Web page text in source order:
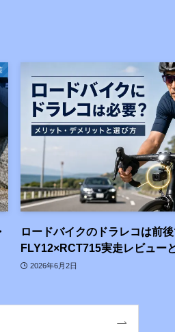
ロードバイクのドラレコは前後
FLY12×RCT715実走レビュー
2026年6月2日